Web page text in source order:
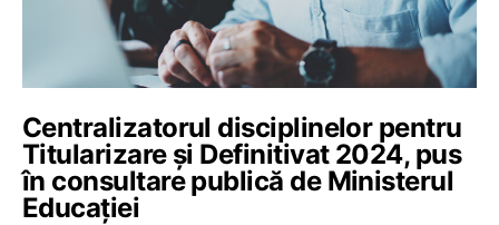
Centralizatorul disciplinelor pentru
Titularizare și Definitivat 2024, pus
în consultare publică de Ministerul
Educației